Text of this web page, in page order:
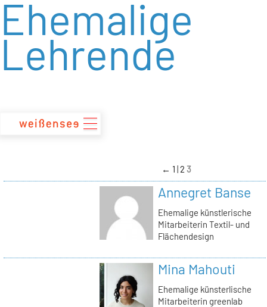
zum
Inhalt
Ehemalige
Lehrende
← 1 23
Annegret Banse
Ehemalige künstlerische
Mitarbeiterin Textil- und
Flächendesign
Mina Mahouti
Ehemalige künsterlische
Mitarbeiterin greenlab